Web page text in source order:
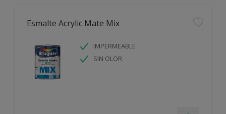
Esmalte Acrylic Mate Mix
IMPERMEABLE
SIN OLOR